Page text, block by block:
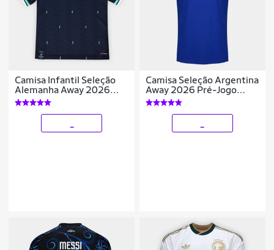
Camisa Infantil Seleção
Alemanha Away 2026
s/nº Torcedor Adidas
Originals
Camisa Seleção Argentina
Away 2026 Pré-Jogo
Adidas Originals
Masculina